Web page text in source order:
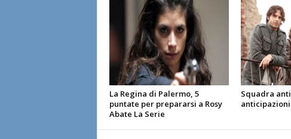
La Regina di Palermo, 5
puntate per prepararsi a Rosy
Abate La Serie
Squadra